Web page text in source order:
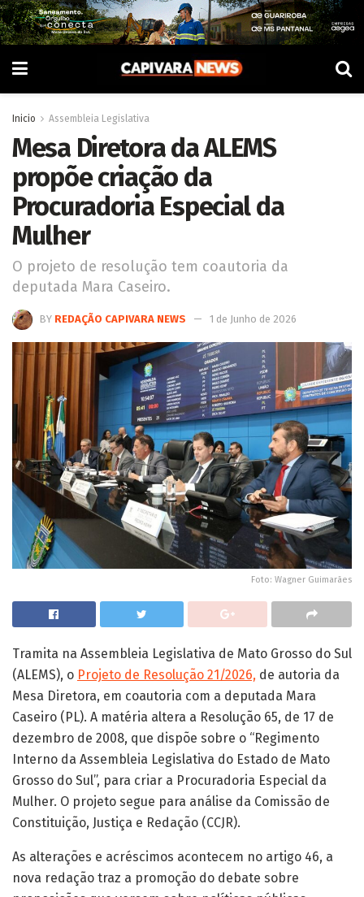
Inicio Assembleia Legislativa
Mesa Diretora da ALEMS
propõe criação da
Procuradoria Especial da
Mulher
O projeto de resolução tem coautoria da
deputada Mara Caseiro.
BY REDAÇÃO CAPIVARA NEWS 1 de Junho de 2026
Foto: Wagner Guimarães
Tramita na Assembleia Legislativa de Mato Grosso do Sul
(ALEMS), o Projeto de Resolução 21/2026, de autoria da
Mesa Diretora, em coautoria com a deputada Mara
Caseiro (PL). A matéria altera a Resolução 65, de 17 de
dezembro de 2008, que dispõe sobre o “Regimento
Interno da Assembleia Legislativa do Estado de Mato
Grosso do Sul”, para criar a Procuradoria Especial da
Mulher. O projeto segue para análise da Comissão de
Constituição, Justiça e Redação (CCJR).
As alterações e acréscimos acontecem no artigo 46, a
nova redação traz a promoção do debate sobre